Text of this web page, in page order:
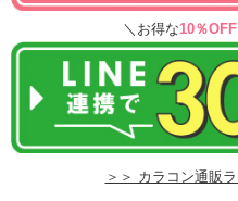
＼お得な10％
＞＞ カラコン通販